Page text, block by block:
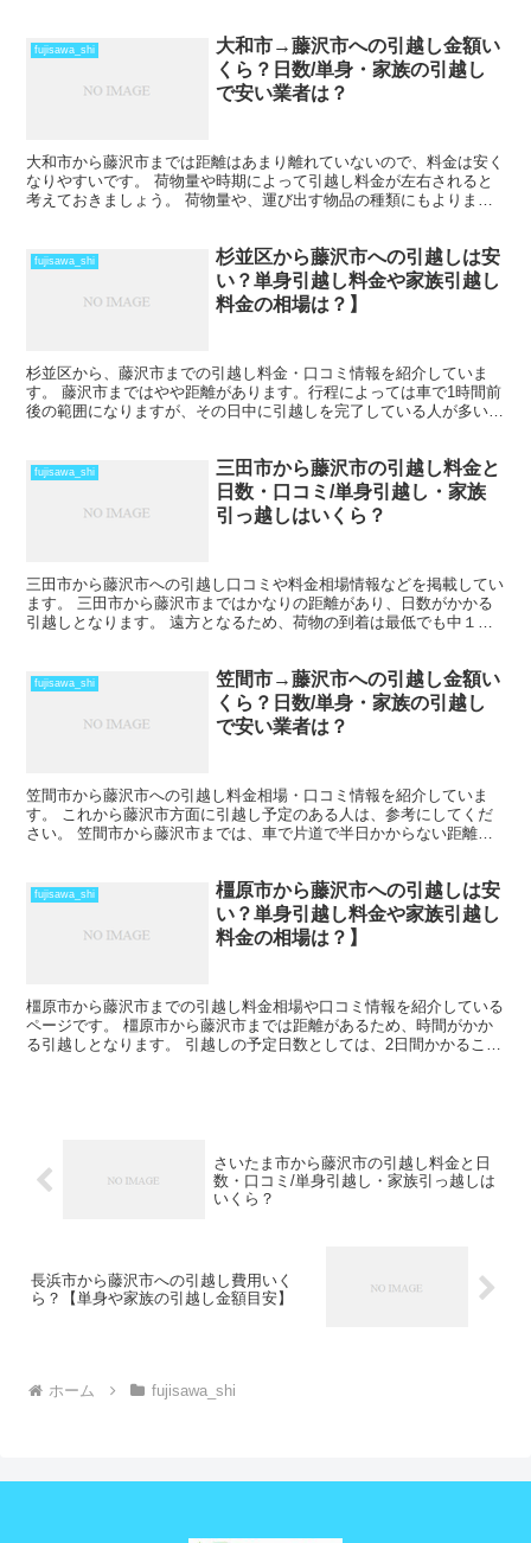
fujisawa_shi
大和市→藤沢市への引越し金額い
くら？日数/単身・家族の引越し
で安い業者は？
大和市から藤沢市までは距離はあまり離れていないので、料金は安く
なりやすいです。 荷物量や時期によって引越し料金が左右されると
考えておきましょう。 荷物量や、運び出す物品の種類にもよります
fujisawa_shi
杉並区から藤沢市への引越しは安
い？単身引越し料金や家族引越し
料金の相場は？】
杉並区から、藤沢市までの引越し料金・口コミ情報を紹介していま
す。 藤沢市まではやや距離があります。行程によっては車で1時間前
後の範囲になりますが、その日中に引越しを完了している人が多いで
fujisawa_shi
三田市から藤沢市の引越し料金と
日数・口コミ/単身引越し・家族
引っ越しはいくら？
三田市から藤沢市への引越し口コミや料金相場情報などを掲載してい
ます。 三田市から藤沢市まではかなりの距離があり、日数がかかる
引越しとなります。 遠方となるため、荷物の到着は最低でも中１日
fujisawa_shi
笠間市→藤沢市への引越し金額い
くら？日数/単身・家族の引越し
で安い業者は？
笠間市から藤沢市への引越し料金相場・口コミ情報を紹介していま
す。 これから藤沢市方面に引越し予定のある人は、参考にしてくだ
さい。 笠間市から藤沢市までは、車で片道で半日かからない距離に
fujisawa_shi
橿原市から藤沢市への引越しは安
い？単身引越し料金や家族引越し
料金の相場は？】
橿原市から藤沢市までの引越し料金相場や口コミ情報を紹介している
ページです。 橿原市から藤沢市までは距離があるため、時間がかか
る引越しとなります。 引越しの予定日数としては、2日間かかること
さいたま市から藤沢市の引越し料金と日
数・口コミ/単身引越し・家族引っ越しは
いくら？
長浜市から藤沢市への引越し費用いく
ら？【単身や家族の引越し金額目安】
ホーム fujisawa_shi